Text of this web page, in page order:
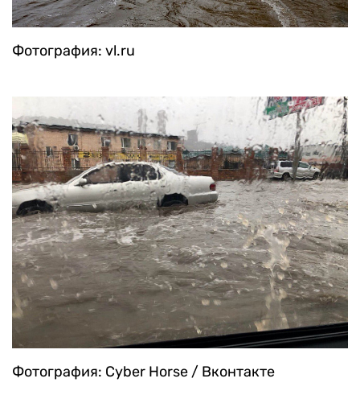
Фотография: vl.ru
Фотография: Cyber Horse / Вконтакте